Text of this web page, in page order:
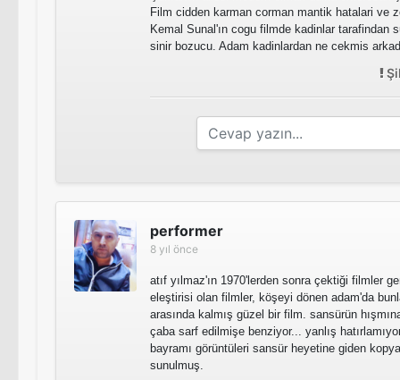
Film cidden karman corman mantik hatalari ve
Kemal Sunal'ın cogu filmde kadinlar tarafindan
sinir bozucu. Adam kadinlardan ne cekmis
performer
8 yıl önce
atıf yılmaz'ın 1970'lerden sonra çektiği filmler
eleştirisi olan filmler, köşeyi dönen adam'da
arasında kalmış güzel bir film. sansürün
çaba sarf edilmişe benziyor... yanlış
bayramı görüntüleri sansür heyetine giden
sunulmuş.